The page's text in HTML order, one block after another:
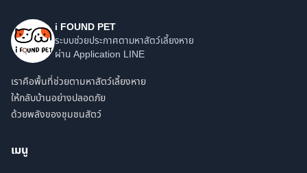
i FOUND PET
ระบบช่วยประกาศตามหาสัตว์เลี้ยงหาย
ผ่าน Application LINE
เราคือพื้นที่ช่วยตามหาสัตว์เลี้ยงหาย
ให้กลับบ้านอย่างปลอดภัย
ด้วยพลังของชุมชนสัตว์
เมนู